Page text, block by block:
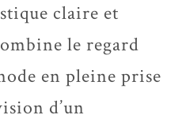
claire et
le regard
en pleine prise
d’un